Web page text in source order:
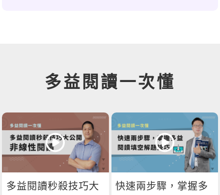
多益閱讀一次懂
多益閱讀秒殺技巧大
快速兩步驟，掌握多